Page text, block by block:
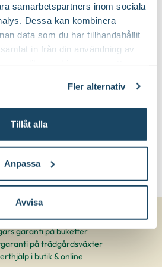
samarbetspartners inom sociala
Dessa kan kombinera
data som du har tillhandahållit
in från din användning av
Fler alternativ
Tillåt alla
Anpassa
Avvisa
garanti på buketter
på trädgårdsväxter
i butik & online